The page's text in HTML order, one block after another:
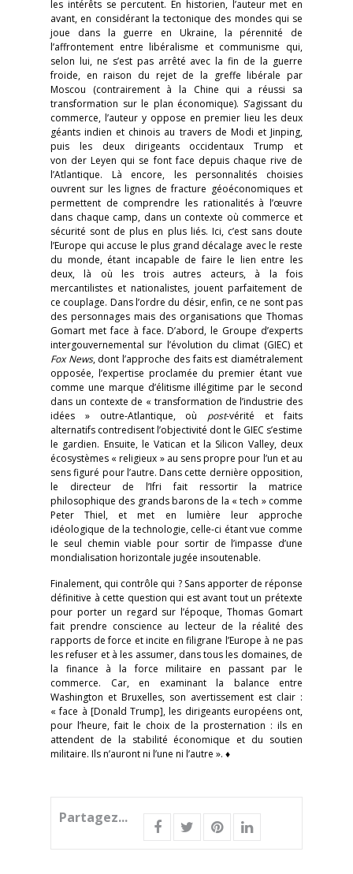
les intérêts se percutent. En historien, l’auteur met en
avant, en considérant la tectonique des mondes qui se
joue dans la guerre en Ukraine, la pérennité de
l’affrontement entre libéralisme et communisme qui,
selon lui, ne s’est pas arrêté avec la fin de la guerre
froide, en raison du rejet de la greffe libérale par
Moscou (contrairement à la Chine qui a réussi sa
transformation sur le plan économique). S’agissant du
commerce, l’auteur y oppose en premier lieu les deux
géants indien et chinois au travers de Modi et Jinping,
puis les deux dirigeants occidentaux Trump et
von der Leyen qui se font face depuis chaque rive de
l’Atlantique. Là encore, les personnalités choisies
ouvrent sur les lignes de fracture géoéconomiques et
permettent de comprendre les rationalités à l’œuvre
dans chaque camp, dans un contexte où commerce et
sécurité sont de plus en plus liés. Ici, c’est sans doute
l’Europe qui accuse le plus grand décalage avec le reste
du monde, étant incapable de faire le lien entre les
deux, là où les trois autres acteurs, à la fois
mercantilistes et nationalistes, jouent parfaitement de
ce couplage. Dans l’ordre du désir, enfin, ce ne sont pas
des personnages mais des organisations que Thomas
Gomart met face à face. D’abord, le Groupe d’experts
intergouvernemental sur l’évolution du climat (GIEC) et
Fox News, dont l’approche des faits est diamétralement
opposée, l’expertise proclamée du premier étant vue
comme une marque d’élitisme illégitime par le second
dans un contexte de « transformation de l’industrie des
idées » outre-Atlantique, où post-vérité et faits
alternatifs contredisent l’objectivité dont le GIEC s’estime
le gardien. Ensuite, le Vatican et la Silicon Valley, deux
écosystèmes « religieux » au sens propre pour l’un et au
sens figuré pour l’autre. Dans cette dernière opposition,
le directeur de l’Ifri fait ressortir la matrice
philosophique des grands barons de la « tech » comme
Peter Thiel, et met en lumière leur approche
idéologique de la technologie, celle-ci étant vue comme
le seul chemin viable pour sortir de l’impasse d’une
mondialisation horizontale jugée insoutenable.
Finalement, qui contrôle qui ? Sans apporter de réponse
définitive à cette question qui est avant tout un prétexte
pour porter un regard sur l’époque, Thomas Gomart
fait prendre conscience au lecteur de la réalité des
rapports de force et incite en filigrane l’Europe à ne pas
les refuser et à les assumer, dans tous les domaines, de
la finance à la force militaire en passant par le
commerce. Car, en examinant la balance entre
Washington et Bruxelles, son avertissement est clair :
« face à [Donald Trump], les dirigeants européens ont,
pour l’heure, fait le choix de la prosternation : ils en
attendent de la stabilité économique et du soutien
militaire. Ils n’auront ni l’une ni l’autre ». ♦
Partagez...